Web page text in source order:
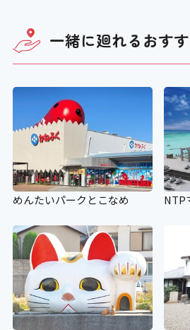
一緒に廻れるおす
めんたいパークとこなめ NTP